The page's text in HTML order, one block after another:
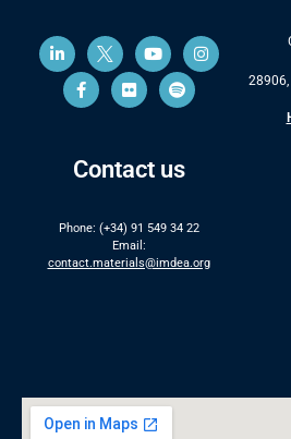
Contact us
Phone: (+34) 91 549 34 22
Email:
contact.materials@imdea.org